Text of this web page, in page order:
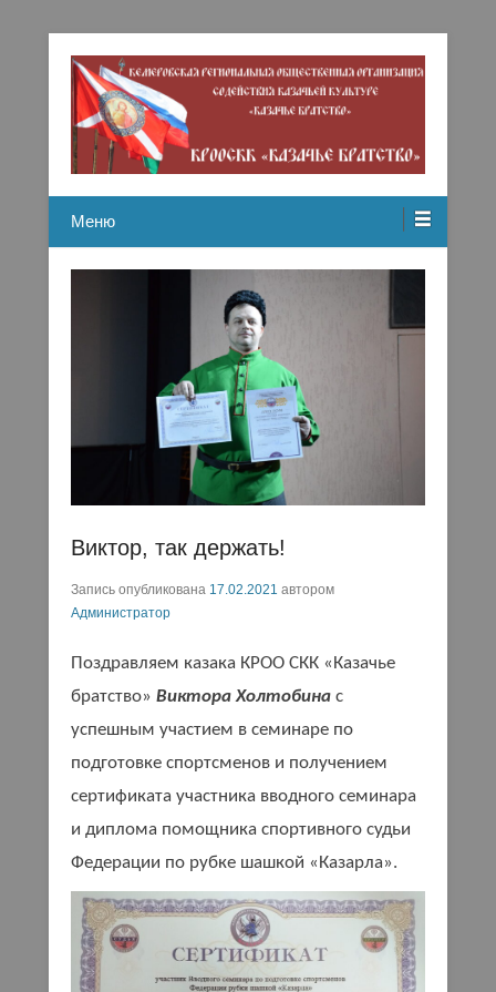
Казачье братство
Меню
Виктор, так держать!
Запись опубликована 17.02.2021 автором
Администратор
Поздравляем казака КРОО СКК «Казачье
братство» Виктора Холтобина с
успешным участием в семинаре по
подготовке спортсменов и получением
сертификата участника вводного семинара
и диплома помощника спортивного судьи
Федерации по рубке шашкой «Казарла».